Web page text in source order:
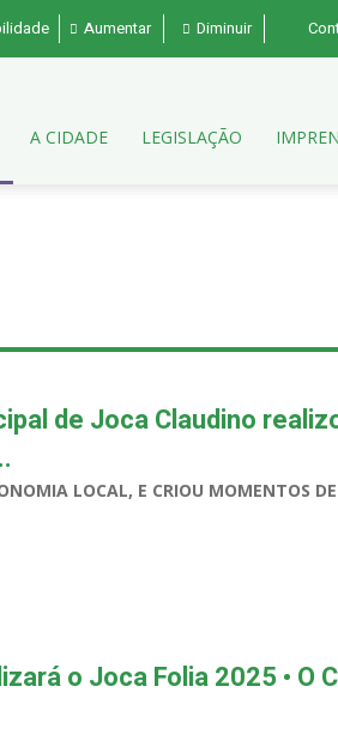
Aumentar Diminuir
A CIDADE LEGISLAÇÃO
de Joca Claudino
LOCAL, E CRIOU MOMENTOS
o Joca Folia 2025 • O